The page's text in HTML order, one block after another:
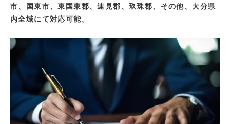
市、国東市、東国東郡、速見郡、玖珠郡、その他、大分県
内全域にて対応可能。